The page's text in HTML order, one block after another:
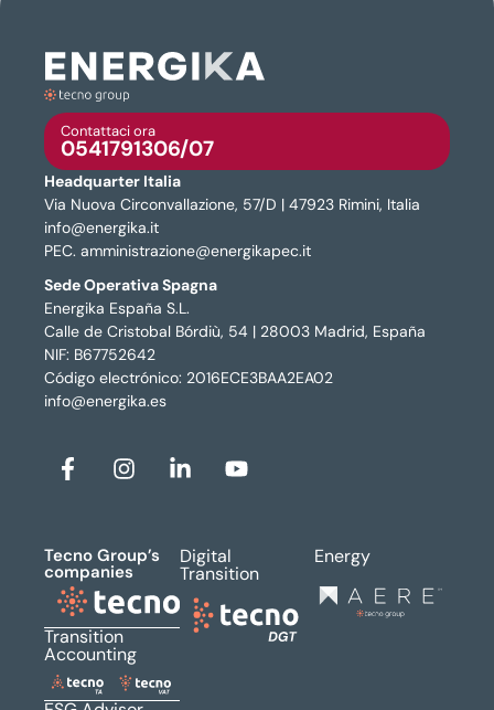
Contattaci ora
0541791306/07
Headquarter Italia
Via Nuova Circonvallazione, 57/D | 47923 Rimini, Italia
info@energika.it
PEC. amministrazione@energikapec.it
Sede Operativa Spagna
Energika España S.L.
Calle de Cristobal Bórdiù, 54 | 28003 Madrid, España
NIF: B67752642
Código electrónico: 2016ECE3BAA2EA02
info@energika.es
Tecno Group’s
companies
Transition
Accounting
Digital
Transition
Energy